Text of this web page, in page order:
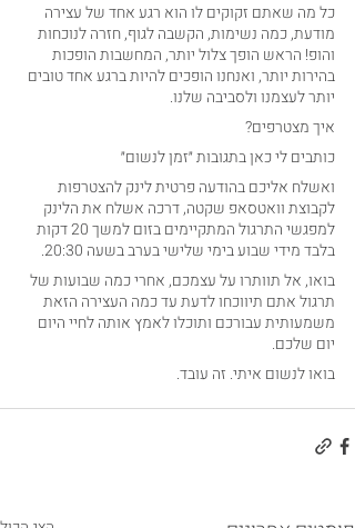
כל מה שאתם זקוקים לו הוא רגע אחד של עצירה
מודעת, כמה נשימות, הקשבה לגוף, חזרה לנוכחות
והופ! הראש הופך צלול יותר, המחשבות הופכות
בהירות יותר, ואנחנו הופכים להיות ברגע אחד טובים
יותר לעצמנו ולסביבה שלנו.
איך מצטרפים?
כותבים לי כאן בתגובות ״זמן לנשום״
ואשלח אליכם בהודעה פרטית לינק להצטרפות
לקבוצת וואטסאפ שקטה, דרכה אשלח את הלינק
למפגשי התרגול המתקיימים בזום למשך 20 דקות
בלבד מידי שבוע בימי שלישי בערב בשעה 20:30.
בואו, אל תוותרו על עצמכם, אחרי כמה שבועות של
תרגול אתם תיווכחו לדעת עד כמה העצירה הזאת
משמעותית עבורכם ותוכלו לאמץ אותה לחיי היום
יום שלכם.
בואו לנשום איתי. זה עובד.